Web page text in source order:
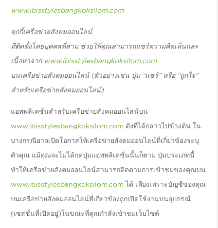
www.ibisstylesbangkoksilom.com
คุกกี้เครือข่ายสังคมออนไลน์
ที่ติดตั้งโดยบุคคลที่สาม ช่วยให้คุณสามารถแชร์ความคิดเห็นและ
เนื้อหาจาก www.ibisstylesbangkoksilom.com
บนเครือข่ายสังคมออนไลน์ (ตัวอย่างเช่น ปุ่ม “แชร์” หรือ “ถูกใจ”
สำหรับเครือข่ายสังคมออนไลน์)
แอพพลิเคชั่นสำหรับเครือข่ายสังคมออนไลน์บน
www.ibisstylesbangkoksilom.com ดังที่ได้กล่าวไปข้างต้น ใน
บางกรณีอาจเปิดโอกาสให้เครือข่ายสังคมออนไลน์ที่เกี่ยวข้องระบุ
ตัวคุณ แม้คุณจะไม่ได้กดปุ่มแอพพลิเคชั่นนั้นก็ตาม ปุ่มประเภทนี้
ทำให้เครือข่ายสังคมออนไลน์สามารถติดตามการเข้าชมของคุณบน
www.ibisstylesbangkoksilom.comได้ เพียงเพราะบัญชีของคุณ
บนเครือข่ายสังคมออนไลน์ที่เกี่ยวข้องถูกเปิดใช้งานบนอุปกรณ์
(เซสชั่นที่เปิดอยู่)ในขณะที่คุณกำลังเข้าชมเว็บไซต์